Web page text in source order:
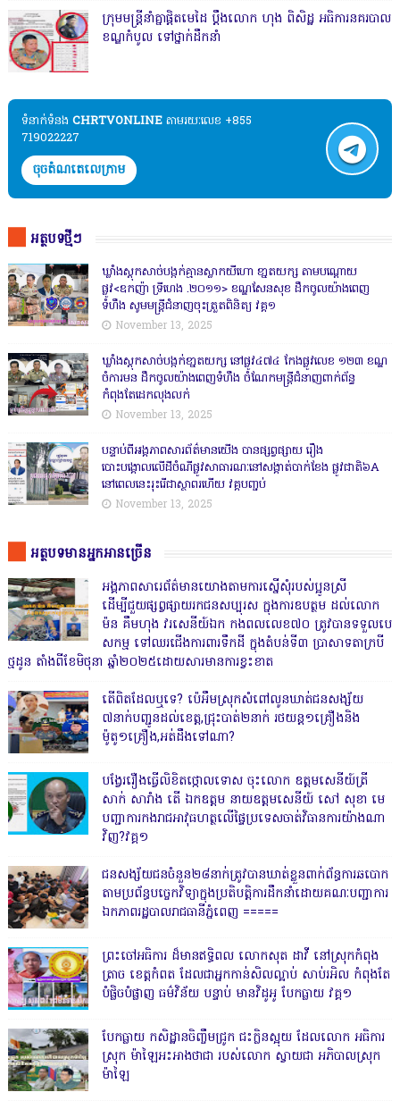
ក្រុមមន្ត្រីនាំគ្នាផ្ដិតមេដៃ ប្ដឹងលោក ហុង ពិសិដ្ឋ អធិការនគរបាល
ខណ្ឌកំបូល ទៅថ្នាក់ដឹកនាំ
ទំនាក់ទំនង​​ CHRTVONLINE តាមរយៈលេខ +855
719022227
ចុចតំណតេលេក្រាម
អត្ថបទថ្មីៗ
ឃ្លាំងស្តុកសាច់បង្កក់គ្មានស្លាកយីហោ ខា្នតយក្ស តាមបណ្តោយ
ផ្លូវ<ឧកញ៉ា ទ្រីហេង .២០១១> ខណ្ឌសែនសុខ ដឹកចូលយ៉ាងពេញ
ទំហឹង សូមមន្ត្រីជំនាញចុះត្រួតពិនិត្យ វគ្គ១
November 13, 2025
ឃ្លាំងស្តុកសាច់បង្កក់ខា្នតយក្ស នៅផ្លូវ៤៧៤ កែងផ្លូវលេខ ១២៣ ខណ្ឌ
ចំការមន ដឹកចូលយ៉ាងពេញទំហឹង ចំណែកមន្ត្រីជំនាញពាក់ព័ន្ធ
កំពុងតែដេកលុងលក់
November 13, 2025
បន្ទាប់ពីអង្គភាពសារព័ត៌មានយើង បានផ្សព្វផ្សាយ រឿង
បោះបង្គោលលើដីចំណីផ្លូវសាធារណៈនៅសង្គាត់បាក់ខែង ផ្លូវជាតិ៦A
នៅពេលនេះរុះរើជាស្ថាពរហើយ វគ្គបញ្ចប់
November 13, 2025
អត្ថបទមានអ្នកអានច្រើន
អង្គភាពសារេព័ត៌មានយោងតាមការស្នើសុំរបស់ប្អូនស្រី
ដើម្បីជួយផ្សព្វផ្សាយរកជនសប្បុរស ក្នុងការឧបត្ថម ដល់លោក
ម៉ន គឹមហុង វរសេនីយ៍ឯក កងពលលេខ៧០ ត្រូវបានទទួលបេ
សកម្ម ទៅឈរជើងការពារទឹកដី ក្នុងតំបន់ទី៣ ប្រាសាទតាក្របី
ថ្មដូន តាំងពីខែមិថុនា ឆ្នាំ២០២៥ដោយសារមានការខ្វះខាត
តើពិតដែលឬទេ? ប៉េអឹមស្រុកសំពៅលូនឃាត់ជនសង្ស័យ
៧នាក់បញ្ជូនដល់ខេត្ត,ជ្រុះបាត់២នាក់ រថយន្ត១គ្រឿងនិង
ម៉ូតូ១គ្រឿង,អត់ដឹងទៅណា?
បង្វែររឿងធ្វើលិខិតថ្កោលទោស ចុះលោក ឧត្តមសេនីយ៍ត្រី
សាក់ សារាំង តើ ឯកឧត្តម នាយឧត្តមសេនីយ៍ សៅ សុខា មេ
បញ្ជាការកងរាជអាវុធហត្ថលើផ្ទៃប្រទេសចាត់វិធានការយ៉ាងណា
វិញ?វគ្គ១
ជនសង្ស័យជនចំនួន២៨នាក់ត្រូវបានឃាត់ខ្លួនពាក់ព័ន្ធការឆបោក
តាមប្រព័ន្ធបច្ចេកវិទ្យាក្នុងប្រតិបត្តិការដឹកនាំដោយគណៈបញ្ជាការ
ឯកភាពរដ្ឋបាលរាជធានីភ្នំពេញ ‎=====
ព្រះចៅអធិការ ដ៏មានឥទ្ធិពល លោកសុត ដាវី នៅស្រុកកំពុង
ត្រាច ខេត្តកំពត ដែលជាអ្នកកាន់សិលល្អាប់ សាប់រអិល កំពុងតែ
បំផ្លិចបំផ្លាញ ធម៌វិន័យ បន្ទាប់ មានវិដូអូ បែកធ្លាយ វគ្គ១
បែកធ្លាយ កសិដ្ឋានចិញ្ចឹមជ្រូក ជះក្លិនស្អុយ ដែលលោក អធិការ
ស្រុក ម៉ាឡៃអះអាងថាជា របស់លោក ស្វាយជា អភិបាលស្រុក
ម៉ាឡៃ